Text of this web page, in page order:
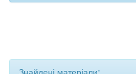
Знайдені матеріали: